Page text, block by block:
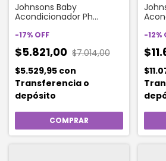
Johnsons Baby
Acondicionador Ph
-17% OFF
$5.821,00 $7.014,00
$5.529,95 con
Transferencia o
depósito
-12%